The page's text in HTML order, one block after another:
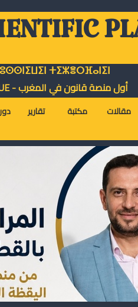
ⵜⵉⵣⴻⵔⴼⴰⵏⵉⵏ
أول منصة قانون في المغرب - SiTE DE VEiLLE JURiDiQUE
تقارير مكتبة مقالات